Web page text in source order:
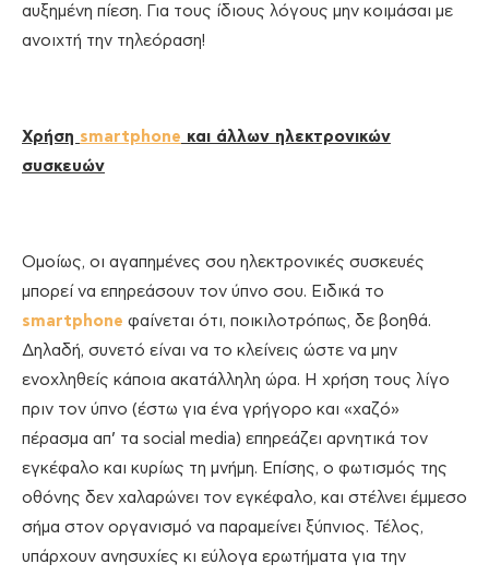
αυξημένη πίεση. Για τους ίδιους λόγους μην κοιμάσαι με
ανοιχτή την τηλεόραση!
Χρήση smartphone και άλλων ηλεκτρονικών
συσκευών
Ομοίως, οι αγαπημένες σου ηλεκτρονικές συσκευές
μπορεί να επηρεάσουν τον ύπνο σου. Ειδικά το
smartphone φαίνεται ότι, ποικιλοτρόπως, δε βοηθά.
Δηλαδή, συνετό είναι να το κλείνεις ώστε να μην
ενοχληθείς κάποια ακατάλληλη ώρα. Η χρήση τους λίγο
πριν τον ύπνο (έστω για ένα γρήγορο και «χαζό»
πέρασμα απ’ τα social media) επηρεάζει αρνητικά τον
εγκέφαλο και κυρίως τη μνήμη. Επίσης, ο φωτισμός της
οθόνης δεν χαλαρώνει τον εγκέφαλο, και στέλνει έμμεσο
σήμα στον οργανισμό να παραμείνει ξύπνιος. Τέλος,
υπάρχουν ανησυχίες κι εύλογα ερωτήματα για την